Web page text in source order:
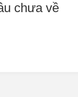
chưa về